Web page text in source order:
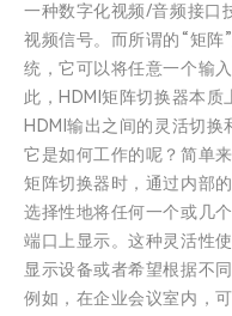
一种数字化视频/音频接口
视频信号。而所谓的“矩阵
统，它可以将任意一个输
此，HDMI矩阵切换器本质
HDMI输出之间的灵活切换
它是如何工作的呢？简单
矩阵切换器时，通过内部
选择性地将任何一个或几
端口上显示。这种灵活性
显示设备或者希望根据不
例如，在企业会议室内，